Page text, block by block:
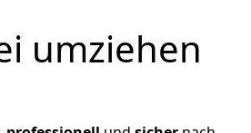
umziehen